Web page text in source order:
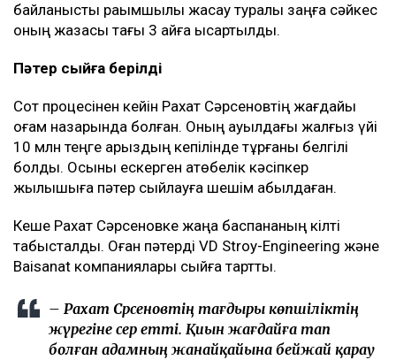
байланысты рақымшылық жасау туралы заңға сәйкес
оның жазасы тағы 3 айға қысқартылды.
Пәтер сыйға берілді
Сот процесінен кейін Рахат Сәрсеновтің жағдайы
қоғам назарында болған. Оның ауылдағы жалғыз үйі
10 млн теңге қарыздың кепілінде тұрғаны белгілі
болды. Осыны ескерген ақтөбелік кәсіпкер
жылқышыға пәтер сыйлауға шешім қабылдаған.
Кеше Рахат Сәрсеновке жаңа баспананың кілті
табысталды. Оған пәтерді VD Stroy-Engineering және
Baisanat компаниялары сыйға тартты.
– Рахат Сәрсеновтің тағдыры көпшіліктің
жүрегіне әсер етті. Қиын жағдайға тап
болған адамның жанайқайына бейжай қарау